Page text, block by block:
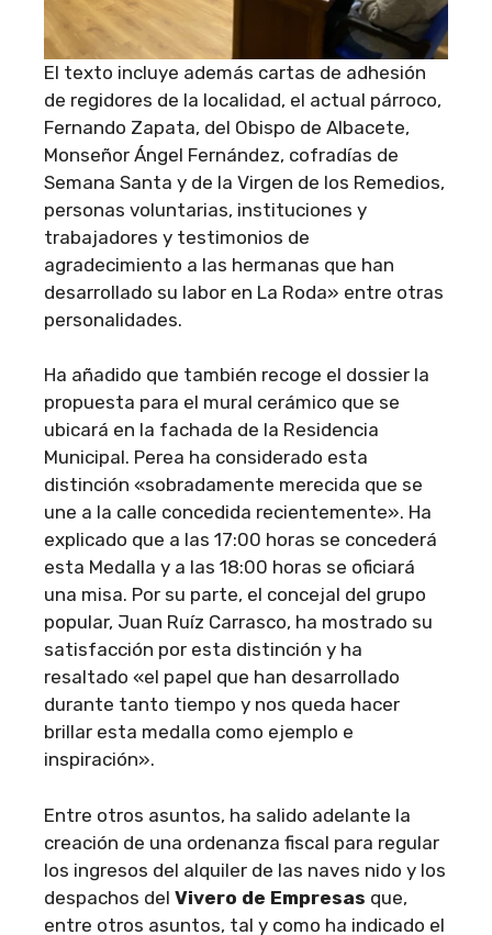
El texto incluye además cartas de adhesión
de regidores de la localidad, el actual párroco,
Fernando Zapata, del Obispo de Albacete,
Monseñor Ángel Fernández, cofradías de
Semana Santa y de la Virgen de los Remedios,
personas voluntarias, instituciones y
trabajadores y testimonios de
agradecimiento a las hermanas que han
desarrollado su labor en La Roda» entre otras
personalidades.
Ha añadido que también recoge el dossier la
propuesta para el mural cerámico que se
ubicará en la fachada de la Residencia
Municipal. Perea ha considerado esta
distinción «sobradamente merecida que se
une a la calle concedida recientemente». Ha
explicado que a las 17:00 horas se concederá
esta Medalla y a las 18:00 horas se oficiará
una misa. Por su parte, el concejal del grupo
popular, Juan Ruíz Carrasco, ha mostrado su
satisfacción por esta distinción y ha
resaltado «el papel que han desarrollado
durante tanto tiempo y nos queda hacer
brillar esta medalla como ejemplo e
inspiración».
Entre otros asuntos, ha salido adelante la
creación de una ordenanza fiscal para regular
los ingresos del alquiler de las naves nido y los
despachos del Vivero de Empresas que,
entre otros asuntos, tal y como ha indicado el